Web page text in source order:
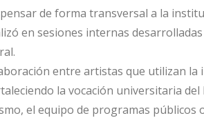
de forma transversal a la
en sesiones internas
entre artistas que utilizan la
la vocación universitaria del
el equipo de programas públicos